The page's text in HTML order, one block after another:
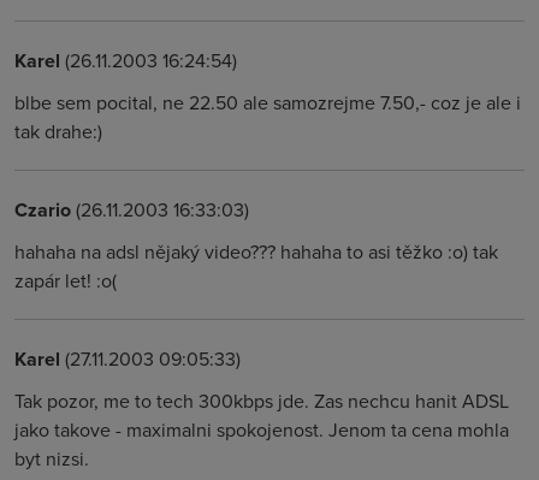
Karel (26.11.2003 16:24:54)
blbe sem pocital, ne 22.50 ale samozrejme 7.50,- coz je ale i
tak drahe:)
Czario(26.11.2003 16:33:03)
hahaha na adsl nějaký video??? hahaha to asi těžko :o) tak
zapár let! :o(
Karel (27.11.2003 09:05:33)
Tak pozor, me to tech 300kbps jde. Zas nechcu hanit ADSL
jako takove - maximalni spokojenost. Jenom ta cena mohla
byt nizsi.